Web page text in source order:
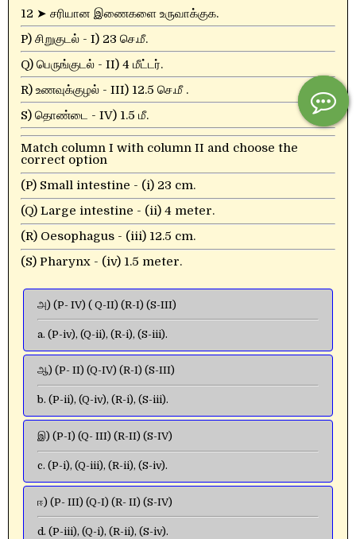
12 ➤ சரியான இணைகளை உருவாக்குக.
P) சிறுகுடல் - I) 23 செ.மீ.
Q) பெருங்குடல் - II) 4 மீட்டர்.
R) உணவுக்குழல் - III) 12.5 செ.மீ .
S) தொண்டை - IV) 1.5 மீ.
Match column I with column II and choose the
correct option
(P) Small intestine - (i) 23 cm.
(Q) Large intestine - (ii) 4 meter.
(R) Oesophagus - (iii) 12.5 cm.
(S) Pharynx - (iv) 1.5 meter.
அ) (P- IV) ( Q-II) (R-I) (S-III)
a. (P-iv), (Q-ii), (R-i), (S-iii).
ஆ) (P- II) (Q-IV) (R-I) (S-III)
b. (P-ii), (Q-iv), (R-i), (S-iii).
இ) (P-I) (Q- III) (R-II) (S-IV)
c. (P-i), (Q-iii), (R-ii), (S-iv).
ஈ) (P- III) (Q-I) (R- II) (S-IV)
d. (P-iii), (Q-i), (R-ii), (S-iv).